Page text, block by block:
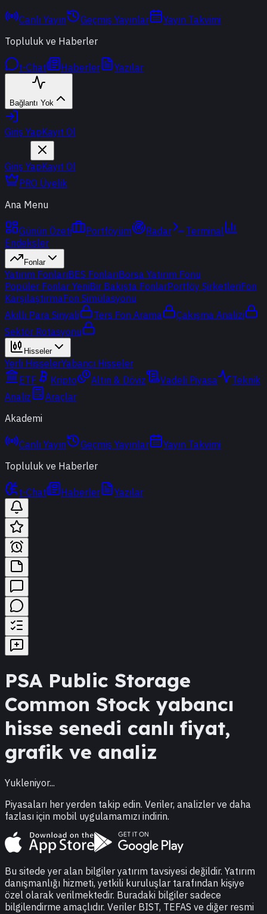
Canlı Yayın Geçmiş Yayınlar
Yayın Takvimi
Topluluk ve Haberler
t-Chat Haberler Yazılar
Bağlantı Yok
Giriş YapKayıt Ol
Giriş YapKayıt Ol
PRO Üyelik
Ana Menu
Günün Özeti Portföyüm Radar
Terminal
Endeksler
Fonlar
Yatırım FonlarıBES FonlarıBorsa Yatırım Fonu
Popüler Fonlar YeniBir Bakışta FonlarPortföy ŞirketleriFon
KarşılaştırmaFon Simülasyonu
Akıllı Para Sinyali
Ters Fon Arama
Çakışma Analizi
Sektör Rotasyonu
Hisseler
Yerli HisselerYabancı Hisseler
ETF
Kripto Altın & Döviz Vadeli Piyasa
Teknik
Analiz
Araçlar
Akademi
Canlı Yayın Geçmiş Yayınlar
Yayın Takvimi
Topluluk ve Haberler
t-Chat Haberler Yazılar
PSA Public Storage
Common Stock yabancı
hisse senedi canlı fiyat,
grafik ve analiz
Yukleniyor...
Piyasaları her yerden takip edin. Veriler, analizler ve daha
fazlası için mobil uygulamamızı indirin.
Bu sitede yer alan bilgiler yatırım tavsiyesi değildir. Yatırım
danışmanlığı hizmeti, yetkili kuruluşlar tarafından kişiye
özel olarak verilmektedir. Buradaki bilgiler sadece
bilgilendirme amaçlıdır. Veriler BIST, TEFAS ve diğer resmi